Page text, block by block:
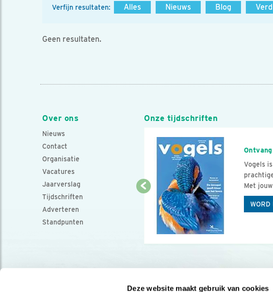
Deze website maakt gebruik van cookies
Verfijn resultaten: Alles Nieuws Blog
Geen resultaten.
Over ons
Nieuws
Contact
Organisatie
Vacatures
Jaarverslag
Tijdschriften
Adverteren
Standpunten
Onze tijdschriften
Vogels
Met
WORD